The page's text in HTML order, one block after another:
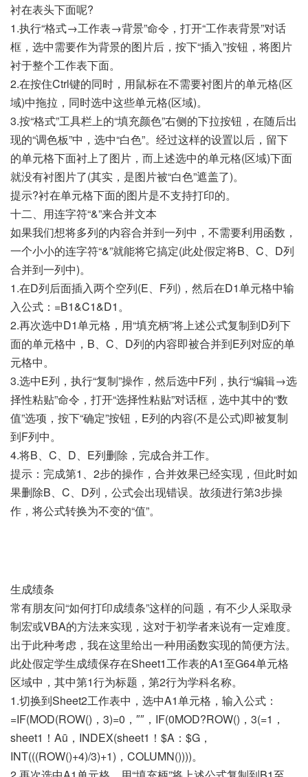
衬在表头下面呢?
1.执行“格式→工作表→背景”命令，打开“工作表背景”对话
框，选中需要作为背景的图片后，按下“插入”按钮，将图片
衬于整个工作表下面。
2.在按住Ctrl键的同时，用鼠标在不需要衬图片的单元格(区
域)中拖拉，同时选中这些单元格(区域)。
3.按“格式”工具栏上的“填充颜色”右侧的下拉按钮，在随后出
现的“调色板”中，选中“白色”。经过这样的设置以后，留下
的单元格下面衬上了图片，而上述选中的单元格(区域)下面
就没有衬图片了(其实，是图片被“白色”遮盖了)。
提示?衬在单元格下面的图片是不支持打印的。
十二、用连字符“&”来合并文本
如果我们想将多列的内容合并到一列中，不需要利用函数，
一个小小的连字符“&”就能将它搞定(此处假定将B、C、D列
合并到一列中)。
1.在D列后面插入两个空列(E、F列)，然后在D1单元格中输
入公式：=B1&C1&D1。
2.再次选中D1单元格，用“填充柄”将上述公式复制到D列下
面的单元格中，B、C、D列的内容即被合并到E列对应的单
元格中。
3.选中E列，执行“复制”操作，然后选中F列，执行“编辑→选
择性粘贴”命令，打开“选择性粘贴”对话框，选中其中的“数
值”选项，按下“确定”按钮，E列的内容(不是公式)即被复制
到F列中。
4.将B、C、D、E列删除，完成合并工作。
提示：完成第1、2步的操作，合并效果已经实现，但此时如
果删除B、C、D列，公式会出现错误。故须进行第3步操
作，将公式转换为不变的“值”。
生成绩条
常有朋友问“如何打印成绩条”这样的问题，有不少人采取录
制宏或VBA的方法来实现，这对于初学者来说有一定难度。
出于此种考虑，我在这里给出一种用函数实现的简便方法。
此处假定学生成绩保存在Sheet1工作表的A1至G64单元格
区域中，其中第1行为标题，第2行为学科名称。
1.切换到Sheet2工作表中，选中A1单元格，输入公式：
=IF(MOD(ROW()，3)=0，″″，IF(0MOD?ROW()，3(=1，
sheet1！Aū，INDEX(sheet1！$A：$G，
INT(((ROW()+4)/3)+1)，COLUMN())))。